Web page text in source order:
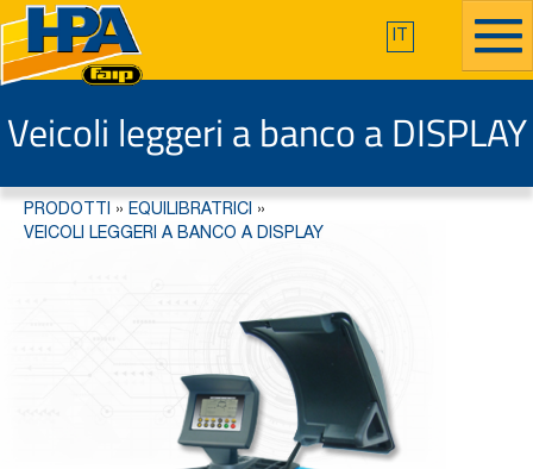
IT
Veicoli leggeri a banco a DISPLAY
PRODOTTI » EQUILIBRATRICI »
VEICOLI LEGGERI A BANCO A DISPLAY